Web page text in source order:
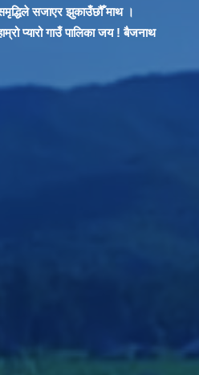
घरेलु हिंसा अन्त्य गरौ, सभ्य समाजको
सजाएर झुकाउँछौँ माथ ।
प्यारो गाउँ पालिका जय ! बैजनाथ